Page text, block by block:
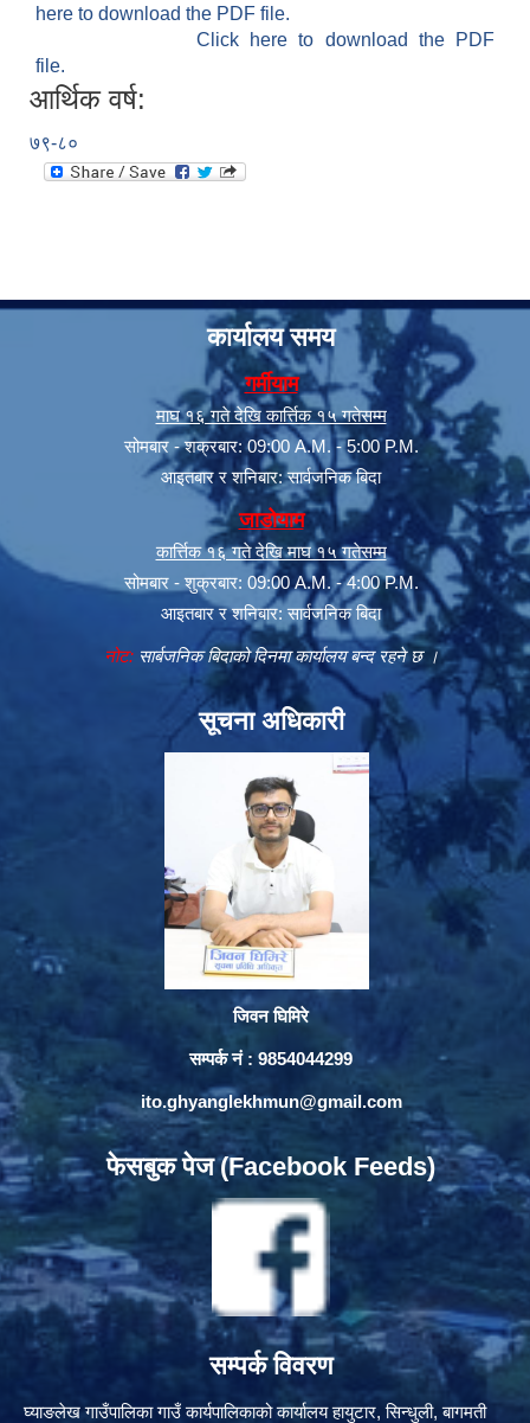
here to download the PDF file.
Click here to download the PDF
file.
आर्थिक वर्ष:
७९-८०
कार्यालय समय
गर्मीयाम
माघ १६ गते देखि कार्त्तिक १५ गतेसम्म
सोमबार - शक्रबार: 09:00 A.M. - 5:00 P.M.
आइतबार र शनिबार: सार्वजनिक बिदा
जाडोयाम
कार्त्तिक १६ गते देखि माघ १५ गतेसम्म
सोमबार - शुक्रबार: 09:00 A.M. - 4:00 P.M.
आइतबार र शनिबार: सार्वजनिक बिदा
नोट:सार्बजनिक बिदाको दिनमा कार्यालय बन्द रहने छ ।
सूचना अधिकारी
जिवन घिमिरे
सम्पर्क नं : 9854044299
ito.ghyanglekhmun@gmail.com
फेसबुक पेज (Facebook Feeds)
सम्पर्क विवरण
घ्याङलेख गाउँपालिका गाउँ कार्यपालिकाको कार्यालय हायुटार, सिन्धुली, बागमती